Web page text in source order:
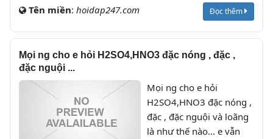
Tên miền: hoidap247.com Đọc thêm
Mọi ng cho e hỏi H2SO4,HNO3 đặc nóng , đặc ,
đặc nguội ...
Mọi ng cho e hỏi
H2SO4,HNO3 đặc nóng ,
đặc , đặc nguội và loãng
là như thế nào... e vẫn